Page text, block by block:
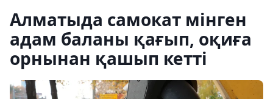
Алматыда самокат мінген
адам баланы қағып, оқиға
орнынан қашып кетті